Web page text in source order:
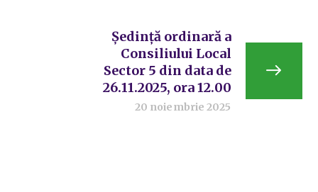
Ședință ordinară a
Consiliului Local
Sector 5 din data de
26.11.2025, ora 12.00
20 noiembrie 2025